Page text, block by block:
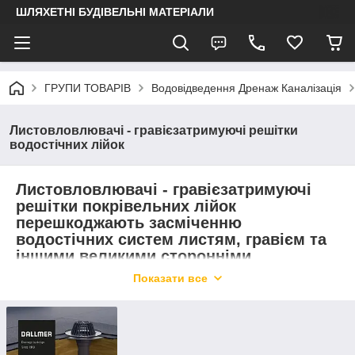
ШЛЯХЕТНІ БУДІВЕЛЬНІ МАТЕРІАЛИ
ГРУПИ ТОВАРІВ Водовідведення Дренаж Каналізація
Листовловлювачі - гравієзатримуючі решітки
водостічних лійок
Листовловлювачі - гравієзатримуючі
решітки покрівельних лійок
перешкоджають засміченню
водостічних систем листям, гравієм та
іншими великими сторонніми
Листовловлювач встановлюється у водоприймальне
гирло лійки, тож він має бути сумісний не з
патрубком лійки
Показати все